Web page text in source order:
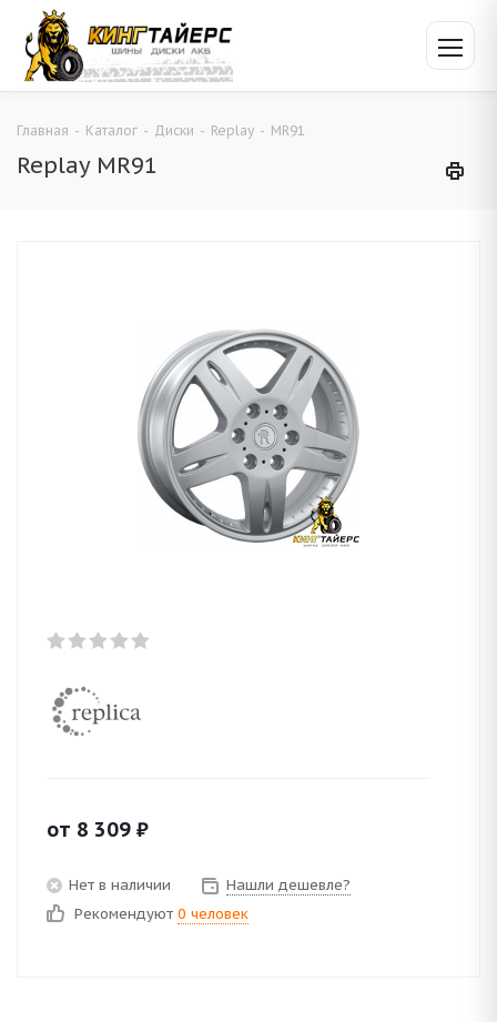
Главная - Каталог - Диски - Replay - MR91
Replay MR91
от 8 309 ₽
Нет в наличии
Нашли дешевле?
Рекомендуют 0 человек